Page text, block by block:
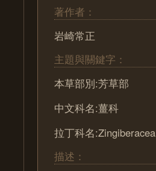
著作者：
岩崎常正
主題與關鍵字：
本草部別:芳草部
中文科名:薑科
拉丁科名:Zingiberacea
描述：